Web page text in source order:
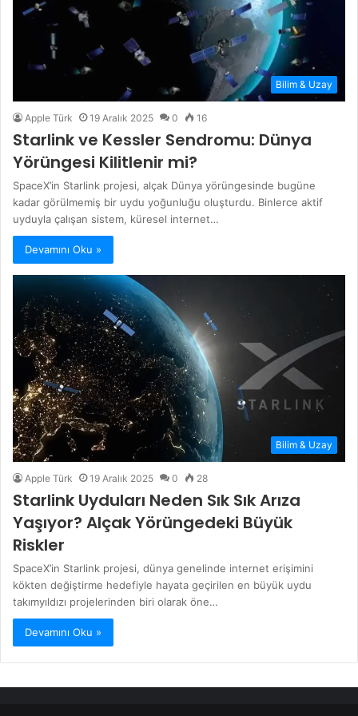
Bilim & Uzay
Apple Türk 19 Aralık 2025 0 16
Starlink ve Kessler Sendromu: Dünya
Yörüngesi Kilitlenir mi?
SpaceX’in Starlink projesi, alçak Dünya yörüngesinde bugüne
kadar görülmemiş bir uydu yoğunluğu oluşturdu. Binlerce aktif
uyduyla çalışan sistem, küresel internet…
Devamını Oku »
Bilim & Uzay
Apple Türk 19 Aralık 2025 0 28
Starlink Uyduları Neden Sık Sık Arıza
Yaşıyor? Alçak Yörüngedeki Büyük
Riskler
SpaceX’in Starlink projesi, dünya genelinde internet erişimini
kökten değiştirme hedefiyle hayata geçirilen en büyük uydu
takımyıldızı projelerinden biri olarak öne…
Devamını Oku »